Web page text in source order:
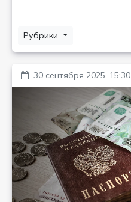
Рубрики
30 сентября 2025, 15:30